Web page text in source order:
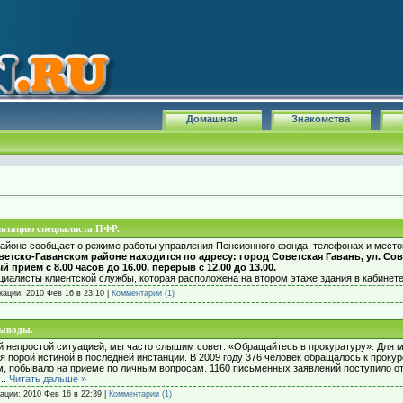
Знакомства
Домашняя
специалиста ПФР.
сообщает о режиме работы управления Пенсионного фонда, телефонах и
Гаванском районе находится по адресу: город Советская Гавань, ул.
прием с 8.00 часов до 16.00, перерыв с 12.00 до 13.00.
клиентской службы, которая расположена на втором этаже здания в
2010 Фев 16 в 23:10 Комментарии (1)
непростой ситуацией, мы часто слышим совет: «Обращайтесь в прокуратуру». Для
порой истиной в последней инстанции. В 2009 году 376 человек обращалось к
побывало на приеме по личным вопросам. 1160 письменных заявлений поступило
Читать дальше »
2010 Фев 16 в 22:39 Комментарии (1)